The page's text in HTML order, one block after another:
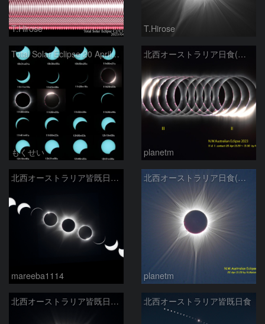
T.Hirose T.Hirose
Total Solar Eclipse 20 April 2023
もくせい
北西オーストラリア日食(第Ⅱ、Ⅲ接触)
planetm
北西オーストラリア皆既日食（経過概要）
mareeba1114
北西オーストラリア日食(コロナの合成)
planetm
北西オーストラリア皆既日食（コロナ） 北西オーストラリア皆既日食